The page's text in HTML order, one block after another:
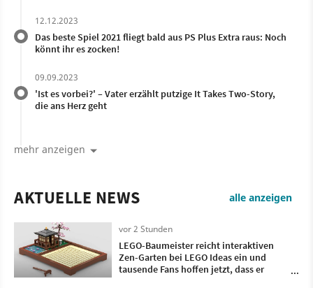
12.12.2023
Das beste Spiel 2021 fliegt bald aus PS Plus Extra raus: Noch
könnt ihr es zocken!
09.09.2023
'Ist es vorbei?' – Vater erzählt putzige It Takes Two-Story,
die ans Herz geht
mehr anzeigen
AKTUELLE NEWS alle anzeigen
vor 2 Stunden
LEGO-Baumeister reicht interaktiven
Zen-Garten bei LEGO Ideas ein und
tausende Fans hoffen jetzt, dass er